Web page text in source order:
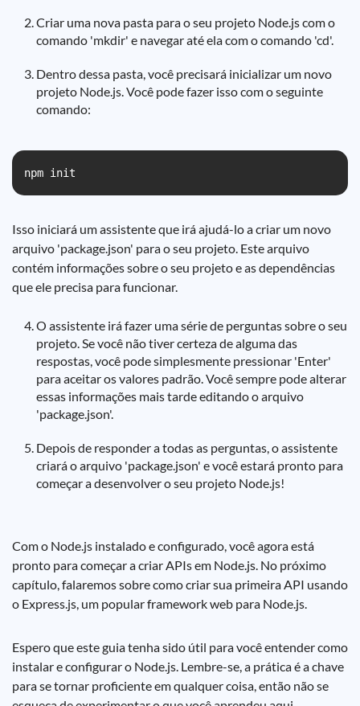
Criar uma nova pasta para o seu projeto Node.js com o
comando 'mkdir' e navegar até ela com o comando 'cd'.
Dentro dessa pasta, você precisará inicializar um novo
projeto Node.js. Você pode fazer isso com o seguinte
comando:
Isso iniciará um assistente que irá ajudá-lo a criar um novo
arquivo 'package.json' para o seu projeto. Este arquivo
contém informações sobre o seu projeto e as dependências
que ele precisa para funcionar.
O assistente irá fazer uma série de perguntas sobre o seu
projeto. Se você não tiver certeza de alguma das
respostas, você pode simplesmente pressionar 'Enter'
para aceitar os valores padrão. Você sempre pode alterar
essas informações mais tarde editando o arquivo
'package.json'.
Depois de responder a todas as perguntas, o assistente
criará o arquivo 'package.json' e você estará pronto para
começar a desenvolver o seu projeto Node.js!
Com o Node.js instalado e configurado, você agora está
pronto para começar a criar APIs em Node.js. No próximo
capítulo, falaremos sobre como criar sua primeira API usando
o Express.js, um popular framework web para Node.js.
Espero que este guia tenha sido útil para você entender como
instalar e configurar o Node.js. Lembre-se, a prática é a chave
para se tornar proficiente em qualquer coisa, então não se